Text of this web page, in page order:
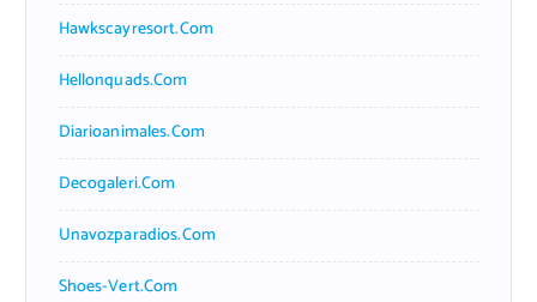
Hawkscayresort.com
Hellonquads.com
Diarioanimales.com
Decogaleri.com
Unavozparadios.com
Shoes-Vert.com